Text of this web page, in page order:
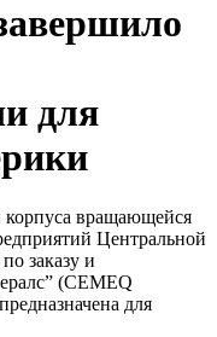
для
корпуса вращающейся
Центральной
заказу и
(CEMEQ
для